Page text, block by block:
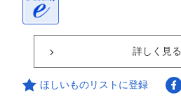
詳しく見る
ほしいものリストに登録